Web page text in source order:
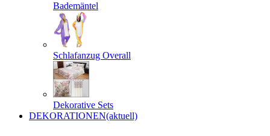
Bademäntel
Schlafanzug Overall
Dekorative Sets
DEKORATIONEN(aktuell)